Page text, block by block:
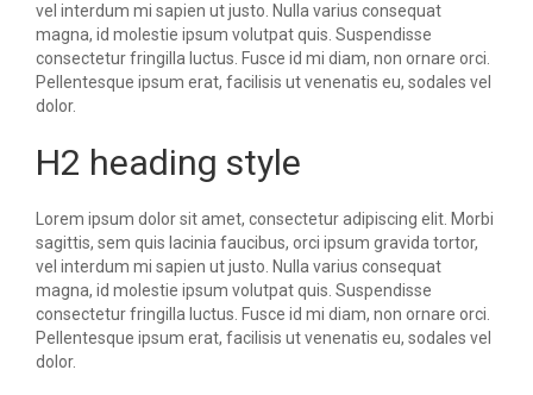
vel interdum mi sapien ut justo. Nulla varius consequat
magna, id molestie ipsum volutpat quis. Suspendisse
consectetur fringilla luctus. Fusce id mi diam, non ornare orci.
Pellentesque ipsum erat, facilisis ut venenatis eu, sodales vel
dolor.
H2 heading style
Lorem ipsum dolor sit amet, consectetur adipiscing elit. Morbi
sagittis, sem quis lacinia faucibus, orci ipsum gravida tortor,
vel interdum mi sapien ut justo. Nulla varius consequat
magna, id molestie ipsum volutpat quis. Suspendisse
consectetur fringilla luctus. Fusce id mi diam, non ornare orci.
Pellentesque ipsum erat, facilisis ut venenatis eu, sodales vel
dolor.